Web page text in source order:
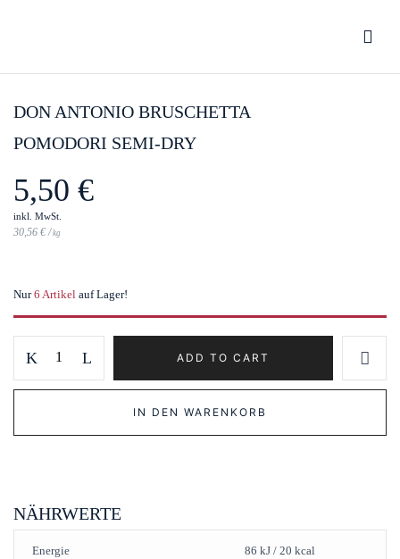
DON ANTONIO BRUSCHETTA
POMODORI SEMI-DRY
5,50 €
inkl. MwSt.
30,56 € / kg
Nur 6 Artikel auf Lager!
Bruschetta
Semi-
ADD TO CART
IN DEN WARENKORB
NÄHRWERTE
Energie 86 kJ / 20 kcal
Bruschetta Pomodori Semi-Dry”